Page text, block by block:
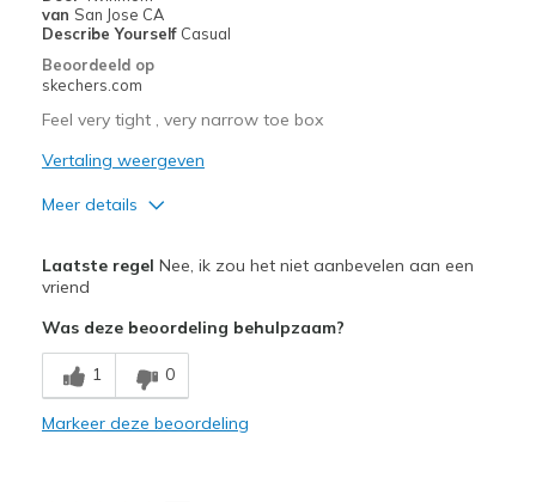
van San Jose CA
Describe Yourself Casual
Beoordeeld op
skechers.com
Feel very tight , very narrow toe box
Vertaling weergeven
Meer details
Attractive Design
Stylish
Minpunten
Need Break In
Laatste regel Nee, ik zou het niet aanbevelen aan een
vriend
Was deze beoordeling behulpzaam?
1 0
Markeer deze beoordeling